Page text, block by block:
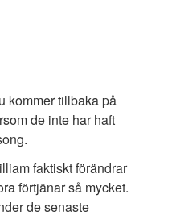
kommer tillbaka på
de inte har haft
faktiskt förändrar
förtjänar så mycket.
de senaste